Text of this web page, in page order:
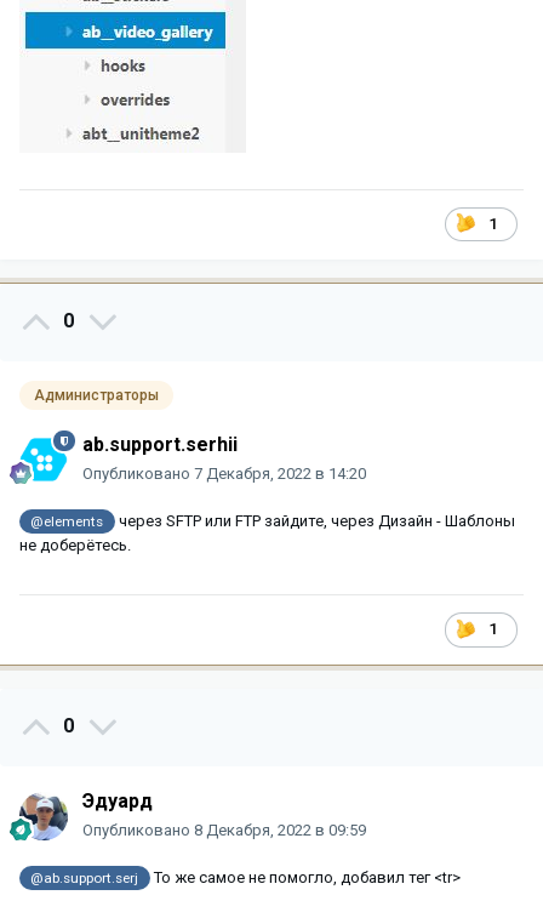
1
0
Администраторы
ab.support.serhii
Опубликовано 7 Декабря, 2022 в 14:20
@elements
через SFTP или FTP зайдите, через Дизайн - Шаблоны
не доберётесь.
1
0
Эдуард
Опубликовано 8 Декабря, 2022 в 09:59
@ab.support.serj То же самое не помогло, добавил тег <tr>